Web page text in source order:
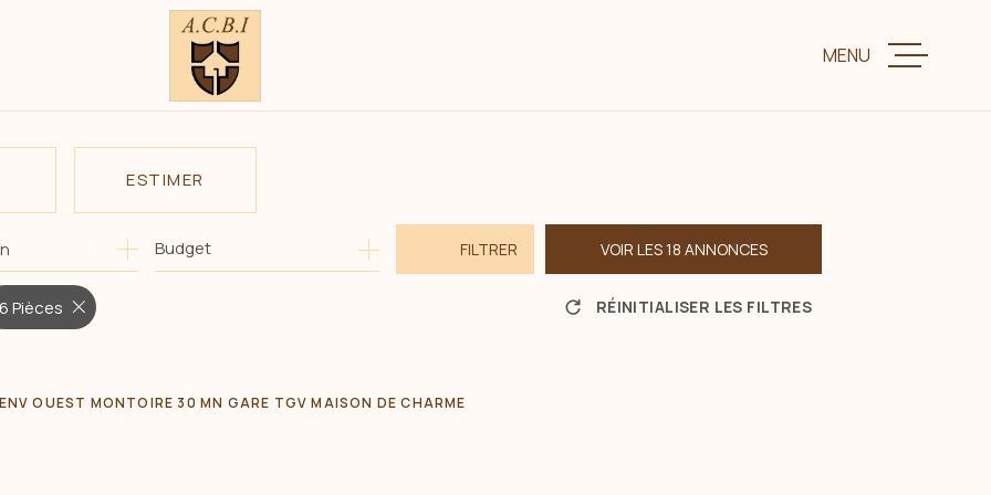
MENU
PRO
ESTIMER
Budget FILTRER VOIR LES18 ANNONCES
6 Pièces RÉINITIALISER LES FILTRES
OUEST MONTOIRE 30 MN GARE TGV MAISON DE CHARME